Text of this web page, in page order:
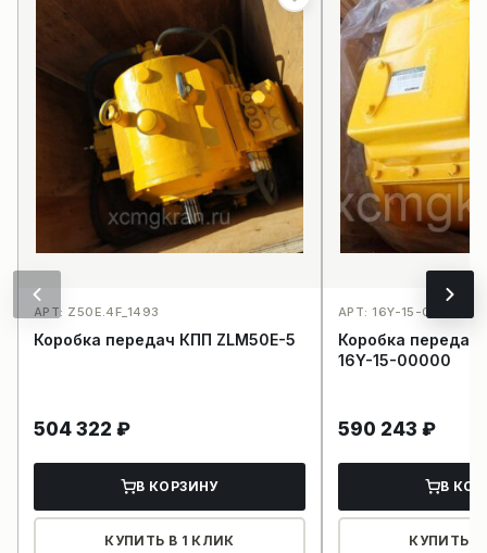
АРТ: Z50E.4F_1493
Коробка передач КПП ZLM50Е-5
504 322 ₽
В КОРЗИНУ
КУПИТЬ В 1 КЛИК
АРТ: 16Y-15-
Коробка передач
16Y-15-00000
590 243 ₽
В
КУПИТЬ В